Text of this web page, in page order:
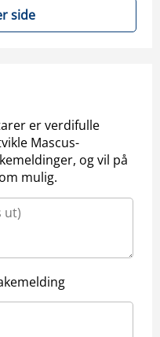
side
er verdifulle
Mascus-
og vil på
mulig.